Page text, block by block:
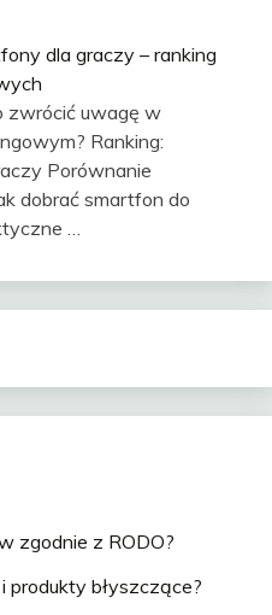
dla graczy – ranking
zwrócić uwagę w
Ranking:
Porównanie
dobrać smartfon do
…
zgodnie z RODO?
produkty błyszczące?